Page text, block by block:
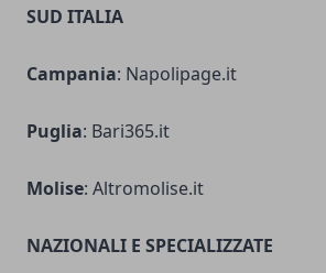
SUD ITALIA
Campania: Napolipage.it
Puglia: Bari365.it
Molise: Altromolise.it
NAZIONALI E SPECIALIZZATE